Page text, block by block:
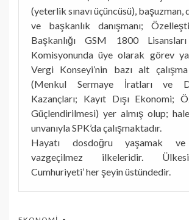
(yeterlik sınavı üçüncüsü), başuzman,
ve başkanlık danışmanı;
Başkanlığı GSM 1800
Komisyonunda üye olarak görev
Vergi Konseyi’nin bazı alt
(Menkul Sermaye İratları ve
Kazançları; Kayıt Dışı Ekonomi;
Güçlendirilmesi) yer almış olup;
unvanıyla SPK’da çalışmaktadır.
Hayatı dosdoğru yaşamak ve
vazgeçilmez ilkeleridir.
Cumhuriyeti’ her şeyin üstündedir.